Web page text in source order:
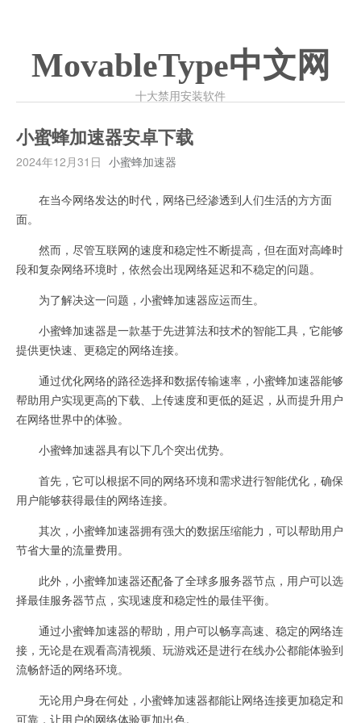
MovableType中文网
十大禁用安装软件
小蜜蜂加速器安卓下载
2024年12月31日 小蜜蜂加速器
在当今网络发达的时代，网络已经渗透到人们生活的方方面
面。
然而，尽管互联网的速度和稳定性不断提高，但在面对高峰时
段和复杂网络环境时，依然会出现网络延迟和不稳定的问题。
为了解决这一问题，小蜜蜂加速器应运而生。
小蜜蜂加速器是一款基于先进算法和技术的智能工具，它能够
提供更快速、更稳定的网络连接。
通过优化网络的路径选择和数据传输速率，小蜜蜂加速器能够
帮助用户实现更高的下载、上传速度和更低的延迟，从而提升用户
在网络世界中的体验。
小蜜蜂加速器具有以下几个突出优势。
首先，它可以根据不同的网络环境和需求进行智能优化，确保
用户能够获得最佳的网络连接。
其次，小蜜蜂加速器拥有强大的数据压缩能力，可以帮助用户
节省大量的流量费用。
此外，小蜜蜂加速器还配备了全球多服务器节点，用户可以选
择最佳服务器节点，实现速度和稳定性的最佳平衡。
通过小蜜蜂加速器的帮助，用户可以畅享高速、稳定的网络连
接，无论是在观看高清视频、玩游戏还是进行在线办公都能体验到
流畅舒适的网络环境。
无论用户身在何处，小蜜蜂加速器都能让网络连接更加稳定和
可靠，让用户的网络体验更加出色。